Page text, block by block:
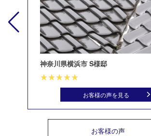
神奈川県横浜市 S様邸
お客様の声を見る
お客様の声